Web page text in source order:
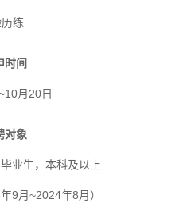
练
时间
月 20日
对象
业生，本科及以上
年9月~2024年8月）